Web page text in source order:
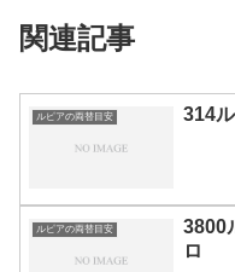
関連記事
ルピアの両替目安 314
ルピアの両替目安
3800
ロ